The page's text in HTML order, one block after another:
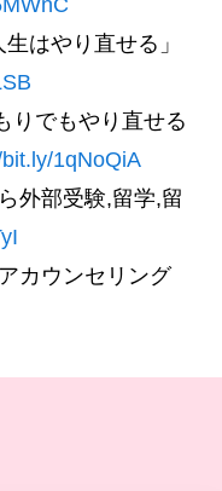
はやり直せる」
りでもやり直せる
1qNoQiA
外部受験,留学,留
カウンセリング